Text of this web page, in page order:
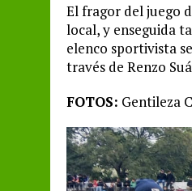
El fragor del juego
local, y enseguida
elenco sportivista
través de Renzo
FOTOS: Gentileza